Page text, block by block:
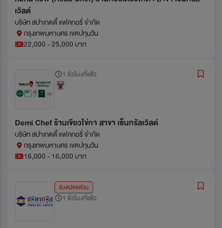
เวิลด์
บริษัท สปาเกตตี้ แฟคทอรี่ จำกัด
กรุงเทพมหานคร เขตปทุมวัน
22,000 - 25,000 บาท
1 ชั่วโมงที่แล้ว
Demi Chef ร้านเขียวไข่กา สาขา เซ็นทรัลเวิลด์
บริษัท สปาเกตตี้ แฟคทอรี่ จำกัด
กรุงเทพมหานคร เขตปทุมวัน
16,000 - 16,000 บาท
รับสมัครด่วน
1 ชั่วโมงที่แล้ว